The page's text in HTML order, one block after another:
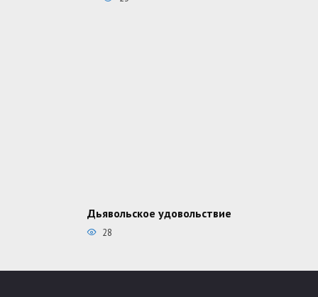
Дьявольское удовольствие
28